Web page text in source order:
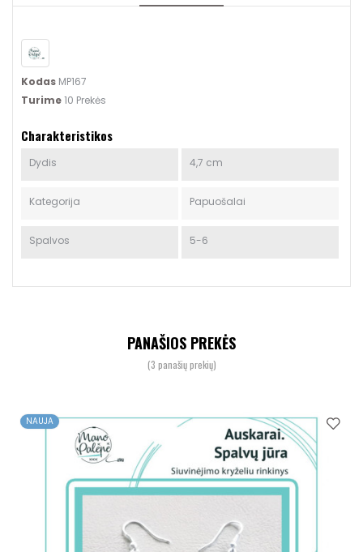
Kodas MP167
Turime10 Prekės
Charakteristikos
Dydis 4,7 cm
Kategorija Papuošalai
Spalvos 5-6
PANAŠIOS PREKĖS
(3 panašių prekių)
NAUJA